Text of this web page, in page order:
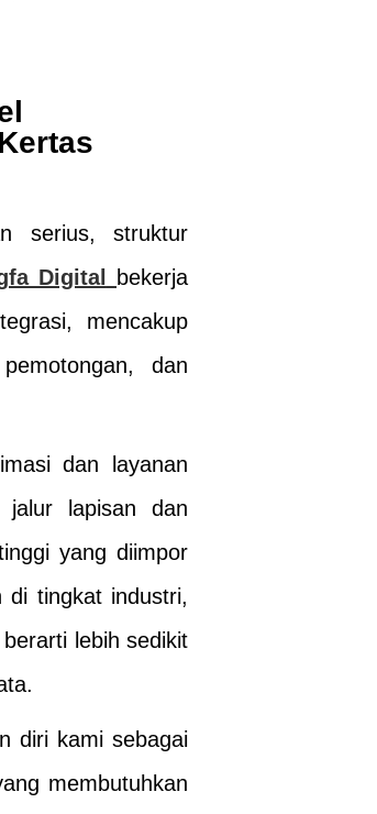
serius, struktur
Digital
bekerja
mencakup
dan
dan layanan
jalur lapisan dan
yang diimpor
di tingkat industri,
lebih sedikit
diri kami sebagai
membutuhkan